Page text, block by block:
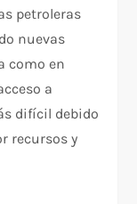
petroleras
nuevas
como en
a
difícil debido
recursos y